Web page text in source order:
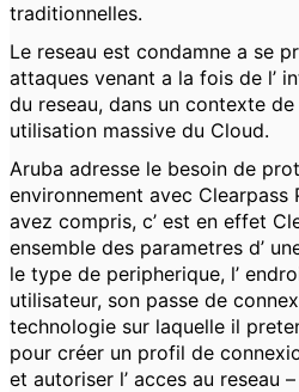
traditionnelles.
Le reseau est condamne a se
attaques venant a la fois de l’
du reseau, dans un contexte de
utilisation massive du Cloud.
Aruba adresse le besoin de
environnement avec Clearpass
avez compris, c’ est en effet
ensemble des parametres d’
le type de peripherique, l’
utilisateur, son passe de
technologie sur laquelle il
pour créer un profil de
et autoriser l’ acces au reseau